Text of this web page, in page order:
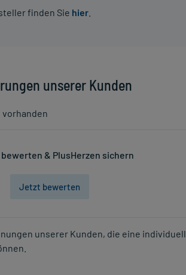
finden Sie hier
unserer Kunden
& PlusHerzen sichern
Jetzt bewerten
unserer Kunden, die eine